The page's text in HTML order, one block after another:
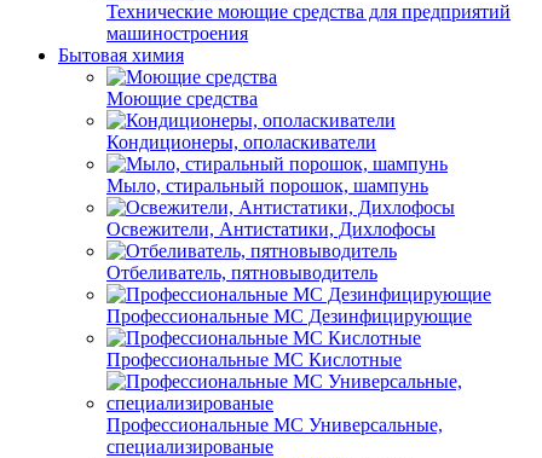
Технические моющие средства для предприятий
машиностроения
Бытовая химия
Моющие средства
Кондиционеры, ополаскиватели
Мыло, стиральный порошок, шампунь
Освежители, Антистатики, Дихлофосы
Отбеливатель, пятновыводитель
Профессиональные МС Дезинфицирующие
Профессиональные МС Кислотные
Профессиональные МС Универсальные,
специализированые